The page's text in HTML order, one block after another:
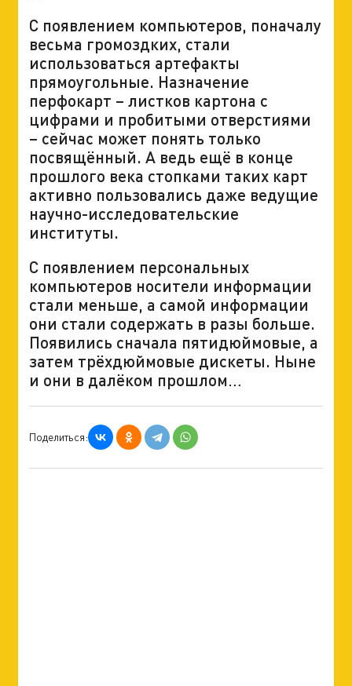
С появлением компьютеров, поначалу
весьма громоздких, стали
использоваться артефакты
прямоугольные. Назначение
перфокарт – листков картона с
цифрами и пробитыми отверстиями
– сейчас может понять только
посвящённый. А ведь ещё в конце
прошлого века стопками таких карт
активно пользовались даже ведущие
научно-исследовательские
институты.
С появлением персональных
компьютеров носители информации
стали меньше, а самой информации
они стали содержать в разы больше.
Появились сначала пятидюймовые, а
затем трёхдюймовые дискеты. Ныне
и они в далёком прошлом…
Поделиться: